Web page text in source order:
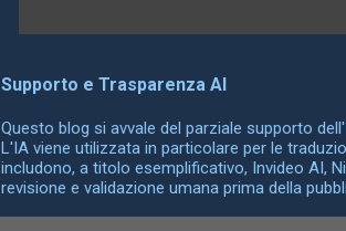
ha dato al libro si
esattamente una
conoscenze, le idee
Supporto e Trasparenza AI
Questo blog si avvale del parziale supporto
L'IA viene utilizzata in particolare per le
includono, a titolo esemplificativo, Invideo AI,
revisione e validazione umana prima della